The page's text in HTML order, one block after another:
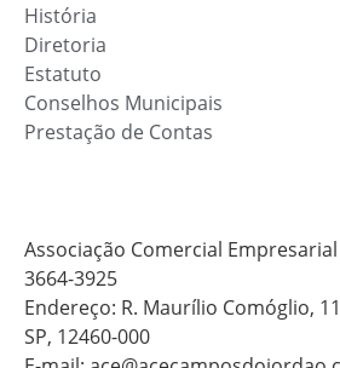
História
Diretoria
Estatuto
Conselhos Municipais
Prestação de Contas
Associação Comercial
3664-3925
Endereço: R. Maurílio Comóglio,
SP, 12460-000